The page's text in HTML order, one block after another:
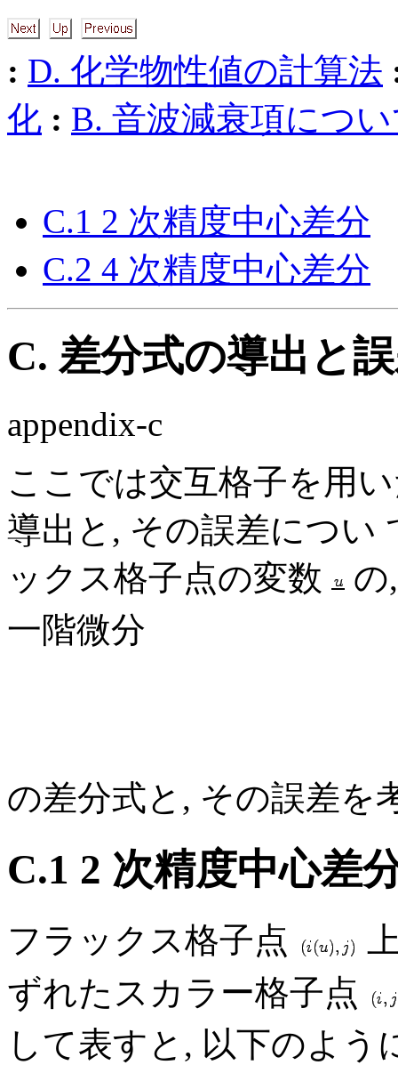
: D. 化学物性値の計算法
化 : B. 音波減衰項につ
C.1 2 次精度中心差分
C.2 4 次精度中心差分
C. 差分式の導出と
appendix-c
ここでは交互格子を用
導出と, その誤差につい
ックス格子点の変数
一階微分
の差分式と, その誤差を
C.1 2 次精度中心差
フラックス格子点
ずれたスカラー格子点
して表すと, 以下のよう